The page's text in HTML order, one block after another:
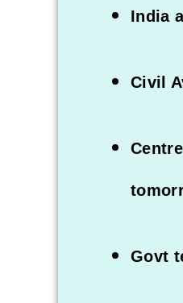
India
Civil
Govt